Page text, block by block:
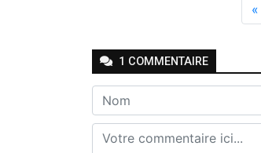
«
1 COMMENTAIRE